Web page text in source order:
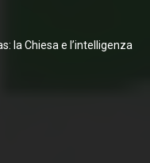
la Chiesa e l’intelligenza